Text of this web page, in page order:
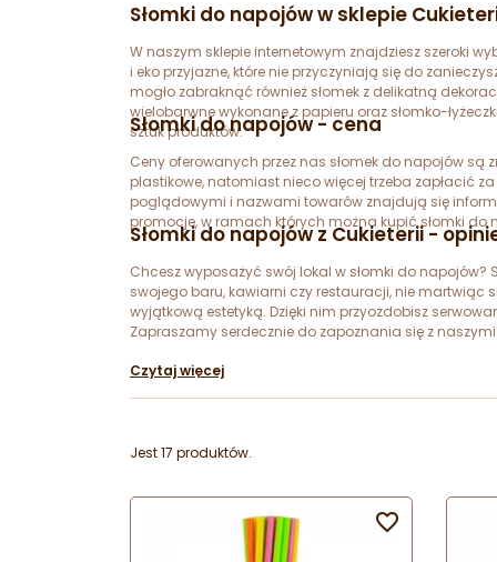
Słomki do napojów w sklepie
W naszym sklepie internetowym znajdziesz szeroki
i eko przyjazne, które nie przyczyniają się do
mogło zabraknąć również słomek z delikatną
wielobarwne wykonane z papieru oraz słomko-
sztuk produktów.
Słomki do napojów - cena
Ceny oferowanych przez nas słomek do napojów
plastikowe, natomiast nieco więcej trzeba zapłacić
poglądowymi i nazwami towarów znajdują się
promocje, w ramach których można kupić słomki
Słomki do napojów z Cukieterii -
Chcesz wyposażyć swój lokal w słomki do napojów?
swojego baru, kawiarni czy restauracji, nie martwiąc
wyjątkową estetyką. Dzięki nim przyozdobisz
Zapraszamy serdecznie do zapoznania się z
Czytaj więcej
Jest 17 produktów.
